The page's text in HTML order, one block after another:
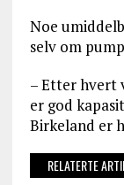
Noe
selv om
– Etter hvert
er god
Birkeland er
RELATERTE